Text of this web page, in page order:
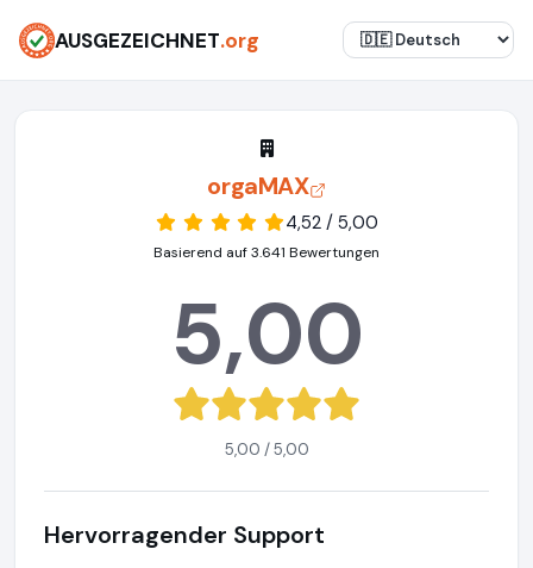
AUSGEZEICHNET.org
orgaMAX
4,52 / 5,00
Basierend auf 3.641 Bewertungen
5,00
5,00 / 5,00
Hervorragender Support